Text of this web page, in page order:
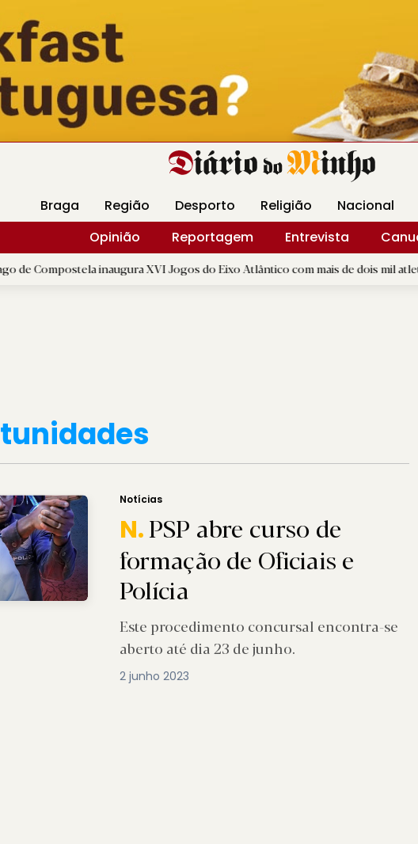
DMtv Revista Minha Gráfica DM Livraria DM
Braga Região Desporto Religião Nacional
Opinião
Reportagem Entrevista
inaugura XVI Jogos do Eixo Atlântico com mais de dois mil atletas | D.
Notícias
N.PSP abre curso de
formação de Oficiais e
Polícia
Este procedimento concursal encontra-se
aberto até dia 23 de junho.
2 junho 2023